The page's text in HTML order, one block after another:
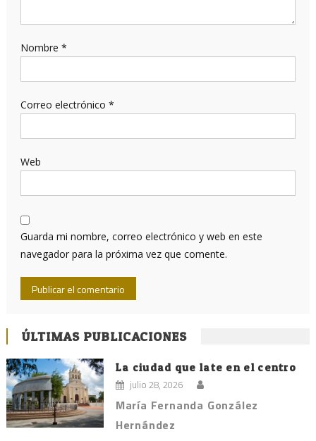
Nombre *
Correo electrónico *
Web
Guarda mi nombre, correo electrónico y web en este
navegador para la próxima vez que comente.
ÚLTIMAS PUBLICACIONES
La ciudad que late en el centro
julio 28, 2026
María Fernanda González
Hernández